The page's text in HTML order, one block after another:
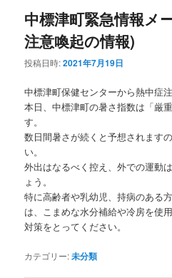
中標津町緊急情報メ
注意喚起の情報)
投稿日時:2021年7月19日
中標津町保健センターから熱中症
本日、中標津町の暑さ指数は「厳
す。
数日間暑さが続くと予想されます
い。
外出はなるべく控え、外での運動
ょう。
特に高齢者や乳幼児、持病のある
は、こまめな水分補給や冷房を使
対策をとってください。
カテゴリー:未分類